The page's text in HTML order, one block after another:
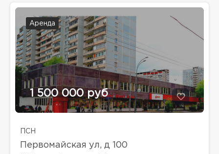
Аренда
1 500 000 руб
ПСН
Первомайская ул, д 100